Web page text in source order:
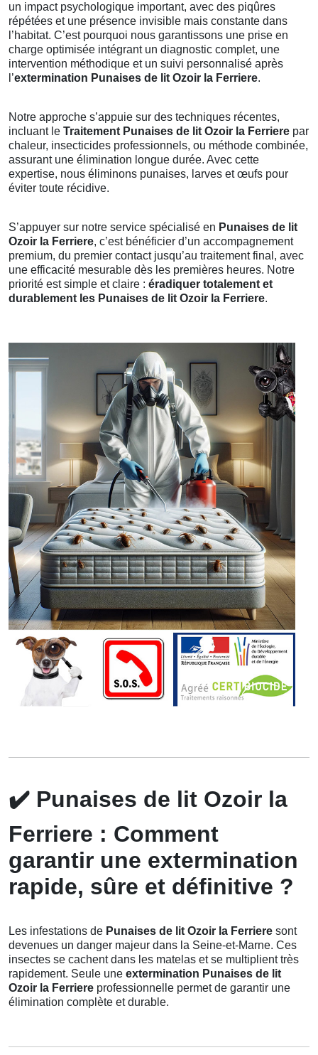
un impact psychologique important, avec des piqûres
répétées et une présence invisible mais constante dans
l’habitat. C’est pourquoi nous garantissons une prise en
charge optimisée intégrant un diagnostic complet, une
intervention méthodique et un suivi personnalisé après
l’extermination Punaises de lit Ozoir la Ferriere.
Notre approche s’appuie sur des techniques récentes,
incluant le Traitement Punaises de lit Ozoir la Ferriere par
chaleur, insecticides professionnels, ou méthode combinée,
assurant une élimination longue durée. Avec cette
expertise, nous éliminons punaises, larves et œufs pour
éviter toute récidive.
S’appuyer sur notre service spécialisé en Punaises de lit
Ozoir la Ferriere, c’est bénéficier d’un accompagnement
premium, du premier contact jusqu’au traitement final, avec
une efficacité mesurable dès les premières heures. Notre
priorité est simple et claire : éradiquer totalement et
durablement les Punaises de lit Ozoir la Ferriere.
✔️ Punaises de lit Ozoir la
Ferriere : Comment
garantir une extermination
rapide, sûre et définitive ?
Les infestations de Punaises de lit Ozoir la Ferriere sont
devenues un danger majeur dans la Seine-et-Marne. Ces
insectes se cachent dans les matelas et se multiplient très
rapidement. Seule une extermination Punaises de lit
Ozoir la Ferriere professionnelle permet de garantir une
élimination complète et durable.